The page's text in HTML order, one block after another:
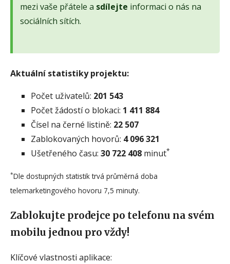
mezi vaše přátele a sdílejte informaci o nás na
sociálních sítích.
Aktuální statistiky projektu:
Počet uživatelů: 201 543
Počet žádostí o blokaci: 1 411 884
Čísel na černé listině: 22 507
Zablokovaných hovorů: 4 096 321
Ušetřeného času: 30 722 408 minut*
*Dle dostupných statistik trvá průměrná doba
telemarketingového hovoru 7,5 minuty.
Zablokujte prodejce po telefonu na svém
mobilu jednou pro vždy!
Klíčové vlastnosti aplikace: